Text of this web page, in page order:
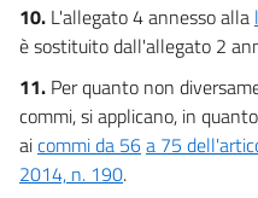
10. L'allegato 4 annesso alla
è sostituito dall'allegato 2
11. Per quanto non
commi, si applicano, in
aicommi da 56a 75
2014, n. 190.